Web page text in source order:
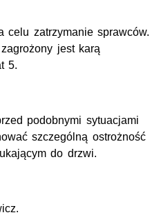
celu zatrzymanie sprawców.
jest karą
5.
podobnymi sytuacjami
szczególną ostrożność
do drzwi.